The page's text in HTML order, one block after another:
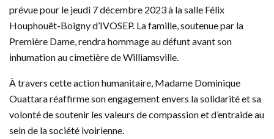
prévue pour le jeudi 7 décembre 2023 à la salle Félix
Houphouët-Boigny d’IVOSEP. La famille, soutenue par la
Première Dame, rendra hommage au défunt avant son
inhumation au cimetière de Williamsville.
À travers cette action humanitaire, Madame Dominique
Ouattara réaffirme son engagement envers la solidarité et sa
volonté de soutenir les valeurs de compassion et d’entraide au
sein de la société ivoirienne.